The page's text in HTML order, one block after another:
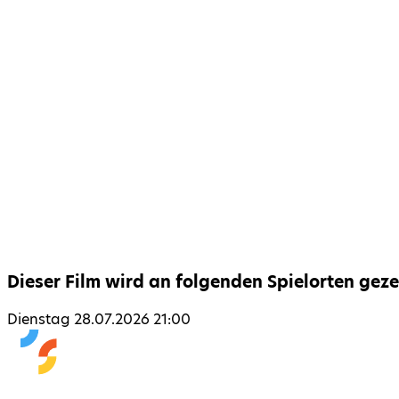
Dieser Film wird an folgenden Spielorten
Dienstag 28.07.2026 21:00